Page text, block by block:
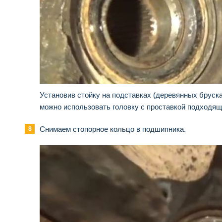
Установив стойку на подставках (деревянных
можно использовать головку с проставкой
Снимаем стопорное кольцо в подшипника.